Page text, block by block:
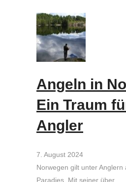
Angeln in
Ein Traum
Angler
7. August 2024
Norwegen gilt unter Anglern
Paradies. Mit seiner über …